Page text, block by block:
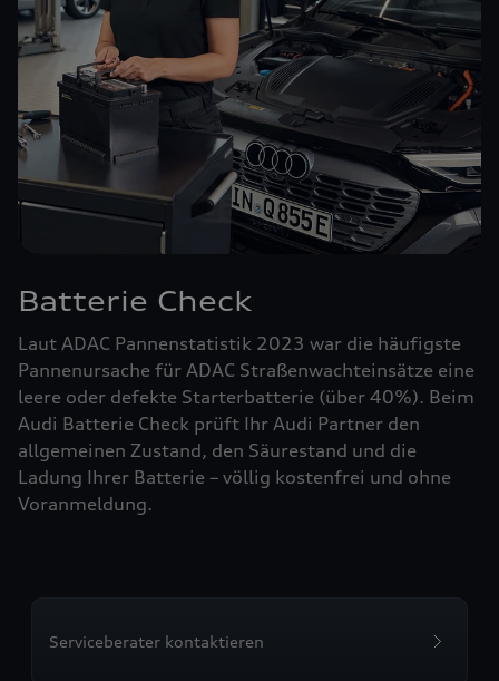
Batterie Check
Laut ADAC Pannenstatistik 2023 war die häufigste
Pannenursache für ADAC Straßenwachteinsätze eine
leere oder defekte Starterbatterie (über 40%). Beim
Audi Batterie Check prüft Ihr Audi Partner den
allgemeinen Zustand, den Säurestand und die
Ladung Ihrer Batterie – völlig kostenfrei und ohne
Voranmeldung.
Serviceberater kontaktieren